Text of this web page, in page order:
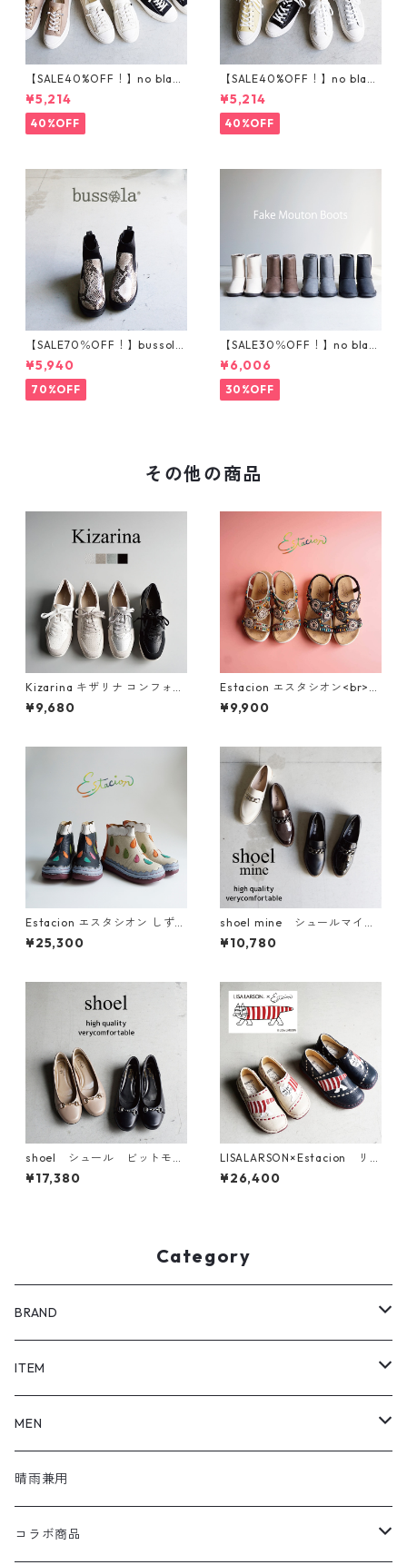
【SALE40%OFF！】no bland
ニットスニーカー T5001
¥5,214
40%OFF
【SALE40%OFF！】no bland
サイドゴアハイカットスニ
ーカー T5002
¥5,214
40%OFF
【SALE70％OFF！】bussola
ブソラ パイソン柄ストレ
ッチショートブーツ 935540
¥5,940
70%OFF
【SALE30％OFF！】no blan
d フェイクムートンブーツ
201-1
¥6,006
30%OFF
その他の商品
Kizarina キザリナ コンフォー
トスニーカー 8112
¥9,680
Estacion エスタシオン<br>エ
スニック調サークルモチーフ
カラフルビーズコンフォート
¥9,900
Estacion エスタシオン しずく
モチーフ ショートブーツ TGE
691
¥25,300
shoel mine シュールマイ
ン チェーンローファー 993
3
¥10,780
shoel シュール ビットモチ
ーフレザーパンプス 6554
¥17,380
LISALARSON×Estacion リサ
ラーソン×エスタシオン マイ
キーモチーフ本革スリッポン
¥26,400
Category
BRAND
SHOEL / シュール
shoel mine / シュールマイン
shoel SPORT / シュールスポーツ
shoel men / シュールメンズ
ITEM
pumps / パンプス
loafers / ローファー
lace up / レースアップ
MEN
シューズ
晴雨兼用
コラボ商品